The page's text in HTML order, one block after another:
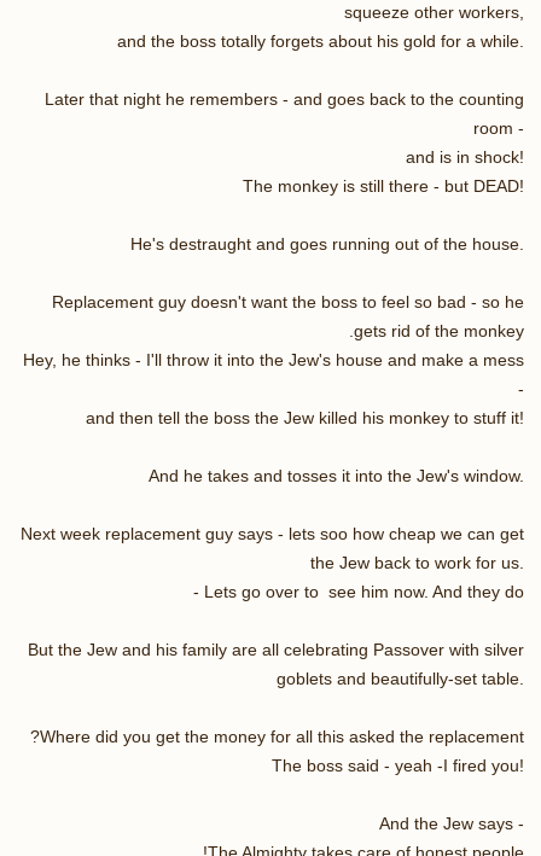
squeeze other workers,
and the boss totally forgets about his gold for a while.
Later that night he remembers - and goes back to the counting
room -
and is in shock!
The monkey is still there - but DEAD!
He's destraught and goes running out of the house.
Replacement guy doesn't want the boss to feel so bad - so he
gets rid of the monkey.
Hey, he thinks - I'll throw it into the Jew's house and make a mess
-
and then tell the boss the Jew killed his monkey to stuff it!
And he takes and tosses it into the Jew's window.
Next week replacement guy says - lets soo how cheap we can get
the Jew back to work for us.
Lets go over to see him now. And they do -
But the Jew and his family are all celebrating Passover with silver
goblets and beautifully-set table.
Where did you get the money for all this asked the replacement?
The boss said - yeah -I fired you!
And the Jew says -
The Almighty takes care of honest people!